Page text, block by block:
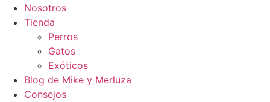
Nosotros
Tienda
Perros
Gatos
Exóticos
Blog de Mike y Merluza
Consejos